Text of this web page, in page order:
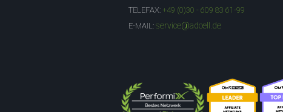
TELEFAX: +49 (0)30 - 609 83 61-99
E-MAIL: service@adcell.de